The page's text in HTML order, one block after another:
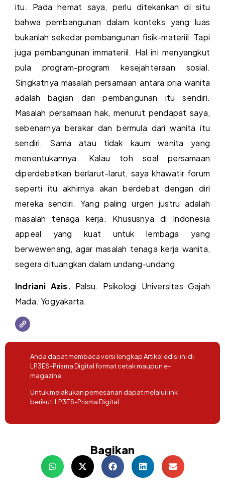
itu. Pada hemat saya, perlu ditekankan di situ
bahwa pembangunan dalam konteks yang luas
bukanlah sekedar pembangunan fisik-materiil. Tapi
juga pembangunan immateriil. Hal ini menyangkut
pula program-program kesejahteraan sosial.
Singkatnya masalah persamaan antara pria wanita
adalah bagian dari pembangunan itu sendiri.
Masalah persamaan hak, menurut pendapat saya,
sebenarnya berakar dan bermula dari wanita itu
sendiri. Sama atau tidak kaum wanita yang
menentukannya. Kalau toh soal persamaan
diperdebatkan berlarut-larut, saya khawatir forum
seperti itu akhirnya akan berdebat dengan diri
mereka sendiri. Yang paling urgen justru adalah
masalah tenaga kerja. Khususnya di Indonesia
appeal yang kuat untuk lembaga yang
berwewenang, agar masalah tenaga kerja wanita,
segera dituangkan dalam undang-undang.
Indriani Azis. Palsu. Psikologi Universitas Gajah
Mada. Yogyakarta.
Anda dapat membaca versi lengkap Artikel edisi ini di
LP3ES-Prisma Digital format cetak maupun e-
magazine.
Untuk melakukan pemesanan dapat melalui link
berikut:LP3ES-Prisma Digital
Bagikan